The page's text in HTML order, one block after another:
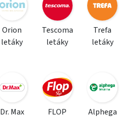
Orion
letáky
Tescoma
letáky
Trefa
letáky
Dr. Max
FLOP
Alphega